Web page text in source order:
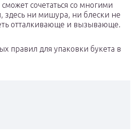
сочетаться со многими
здесь ни мишура, ни блески не
отталкивающе и вызывающе.
правил для упаковки букета в